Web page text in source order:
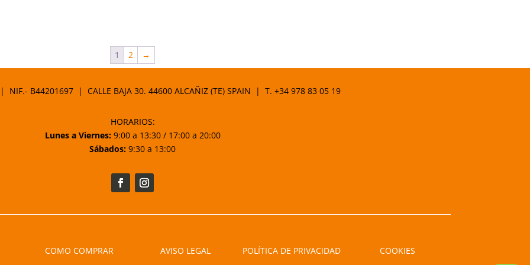
1 2 →
NIF.- B44201697 | CALLE BAJA 30. 44600 ALCAÑIZ (TE) SPAIN | T. +34 978 83 05 19
HORARIOS:
Lunes a Viernes:9:00 a 13:30 / 17:00 a 20:00
Sábados: 9:30 a 13:00
COMO COMPRAR AVISO LEGAL POLÍTICA DE PRIVACIDAD COOKIES